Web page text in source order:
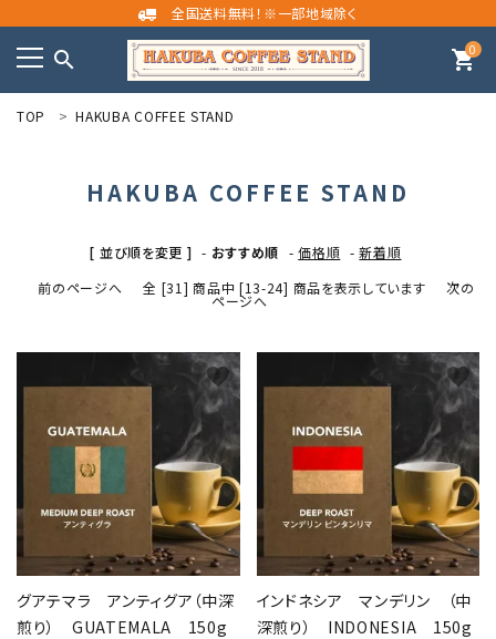
全国送料無料！※一部地域除く
search 0
shopping_cart
meeting_room ログイン person 新規会員登録
search
カテゴリーから探す
INFORMATION
TOP HAKUBA COFFEE STAND
HAKUBA COFFEE STAND
[ 並び順を変更 ] - おすすめ順 -価格順 -新着順
前のページへ
全 [31] 商品中 [13-24] 商品を表示しています 次の
ページへ
グアテマラ アンティグア（中深
煎り） GUATEMALA 150g
favorite
インドネシア マンデリン （中
深煎り） INDONESIA 150g
favorite